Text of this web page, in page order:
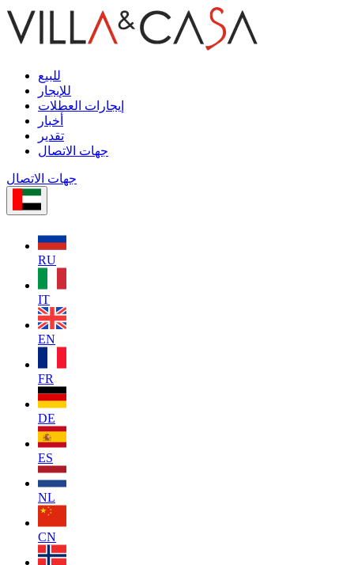
للبيع
للإيجار
إيجارات العطلات
أخبار
تقدير
جهات الاتصال
جهات الاتصال
RU
IT
EN
FR
DE
ES
NL
CN